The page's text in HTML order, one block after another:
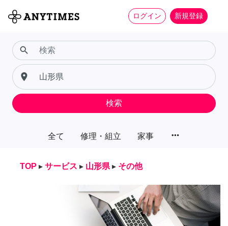
ログイン 新規登録
全て 修理・組立 家事 more_horiz
search
place
検索
TOP ▸ サービス ▸ 山形県 ▸ その他